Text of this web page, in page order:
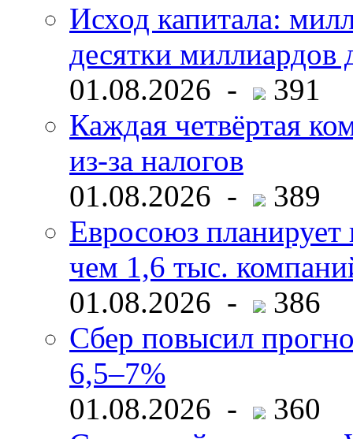
Исход капитала:
десятки миллиардов
01.08.2026 -
391
Каждая четвёртая
из-за налогов
01.08.2026 -
389
Евросоюз планирует
чем 1,6 тыс.
01.08.2026 -
386
Сбер повысил
6,5–7%
01.08.2026 -
360